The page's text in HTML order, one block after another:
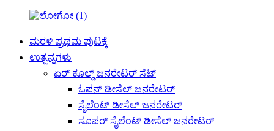
ಮರಳಿ ಪ್ರಥಮ ಪುಟಕ್ಕೆ
ಉತ್ಪನ್ನಗಳು
ಏರ್ ಕೂಲ್ಡ್ ಜನರೇಟರ್ ಸೆಟ್
ಓಪನ್ ಡೀಸೆಲ್ ಜನರೇಟರ್
ಸೈಲೆಂಟ್ ಡೀಸೆಲ್ ಜನರೇಟರ್
ಸೂಪರ್ ಸೈಲೆಂಟ್ ಡೀಸೆಲ್ ಜನರೇಟರ್